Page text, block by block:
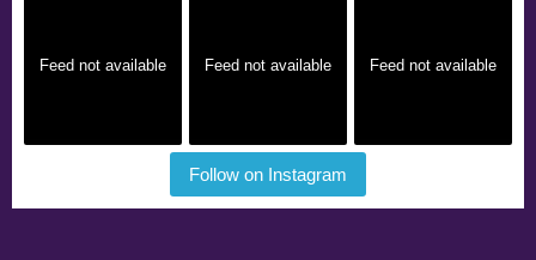
Feed not available Feed not available Feed not available
Follow on Instagram